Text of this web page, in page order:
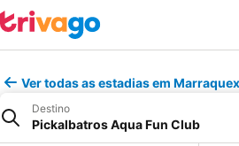
Ver todas as estadias em
Destino
Pickalbatros Aqua Fun Club